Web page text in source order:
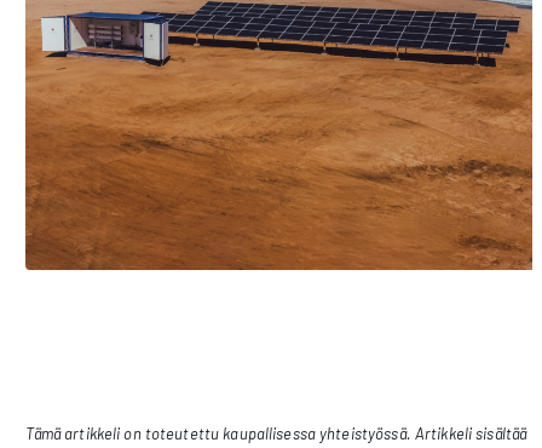
Tämä artikkeli on toteutettu kaupallisessa yhteistyössä. Artikkeli sisältää